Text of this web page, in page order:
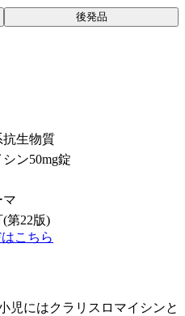
後発品
抗生物質
ン50mg錠
マ
(第22版)
こちら
児にはクラリスロマイシンと